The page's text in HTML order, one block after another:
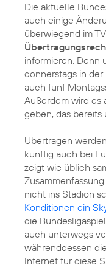
Die aktuelle
auch einige
überwiegend im
informieren. Denn
donnerstags in
auch fünf
Außerdem wird es
geben, das bereits
Übertragen
künftig auch bei
zeigt wie üblich
nicht ins Stadion
Konditionen ein
die
auch unterwegs
währenddessen
Internet für diese